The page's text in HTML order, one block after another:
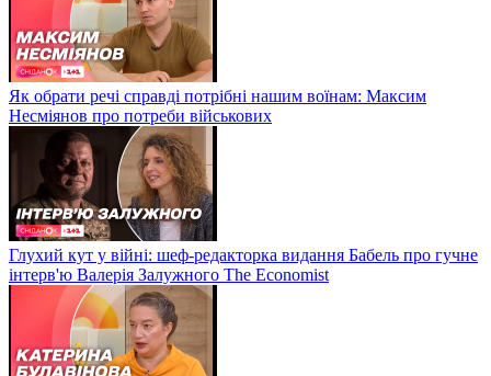
Як обрати речі справді потрібні нашим воїнам: Максим
Несміянов про потреби військових
Глухий кут у війні: шеф-редакторка видання Бабель про гучне
інтерв'ю Валерія Залужного The Economist